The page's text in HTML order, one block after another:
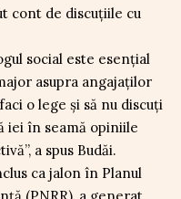
cont de discuțiile cu
social este esențial
asupra angajaților
o lege și să nu discuți
iei în seamă opiniile
a spus Budăi.
ca jalon în Planul